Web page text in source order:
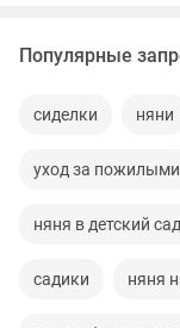
Популярные
сиделки няни
уход за пожилыми
няня в детский сад
садики няня